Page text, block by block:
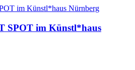
SPOT im Künstl*haus